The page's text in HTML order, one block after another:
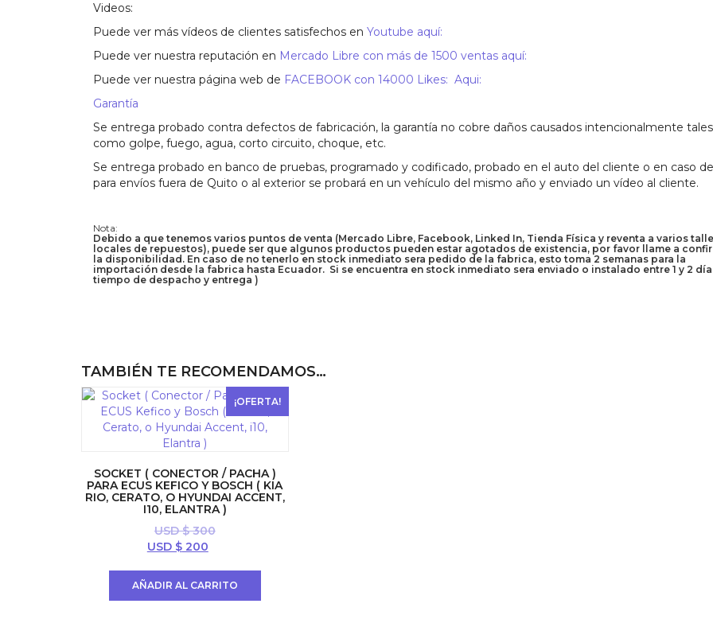
Videos:
Puede ver más vídeos de clientes satisfechos en Youtube aquí:
Puede ver nuestra reputación en Mercado Libre con más de 1500 ventas aquí:
Puede ver nuestra página web de FACEBOOK con 14000 Likes: Aqui:
Garantía
Se entrega probado contra defectos de fabricación, la garantía no cobre daños causados intencionalmente tales
como golpe, fuego, agua, corto circuito, choque, etc.
Se entrega probado en banco de pruebas, programado y codificado, probado en el auto del cliente o en caso
para envíos fuera de Quito o al exterior se probará en un vehículo del mismo año y enviado un vídeo al cliente.
Nota:
Debido a que tenemos varios puntos de venta (Mercado Libre, Facebook, Linked In, Tienda Física y reventa a varios
locales de repuestos), puede ser que algunos productos pueden estar agotados de existencia, por favor llame a
la disponibilidad. En caso de no tenerlo en stock inmediato sera pedido de la fabrica, esto toma 2 semanas para la
importación desde la fabrica hasta Ecuador. Si se encuentra en stock inmediato sera enviado o instalado entre 1 y 2
tiempo de despacho y entrega )
TAMBIÉN TE RECOMENDAMOS…
¡OFERTA!
SOCKET ( CONECTOR / PACHA )
PARA ECUS KEFICO Y BOSCH ( KIA
RIO, CERATO, O HYUNDAI ACCENT,
I10, ELANTRA )
USD $300
El
era:
USD $200El
es:
AÑADIR AL CARRITO